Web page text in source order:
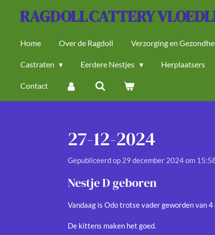
direct
hoofdinhoud
RAGDOLLCATTERY
Home Over de Ragdoll Verzorging en
Castraten Eerdere Nestjes Herplaatsers
Contact
27-12-2024
Gepubliceerd op 29 december 2024 om
Nestje D geboren
Vandaag is Odo trotse vader geworden van 4
De kittens maken het goed.